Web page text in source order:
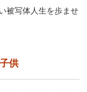
被写体人生を歩ませ
供